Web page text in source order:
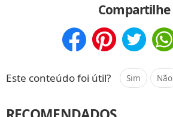
Compartilhe
Este conteúdo foi útil? Sim Não